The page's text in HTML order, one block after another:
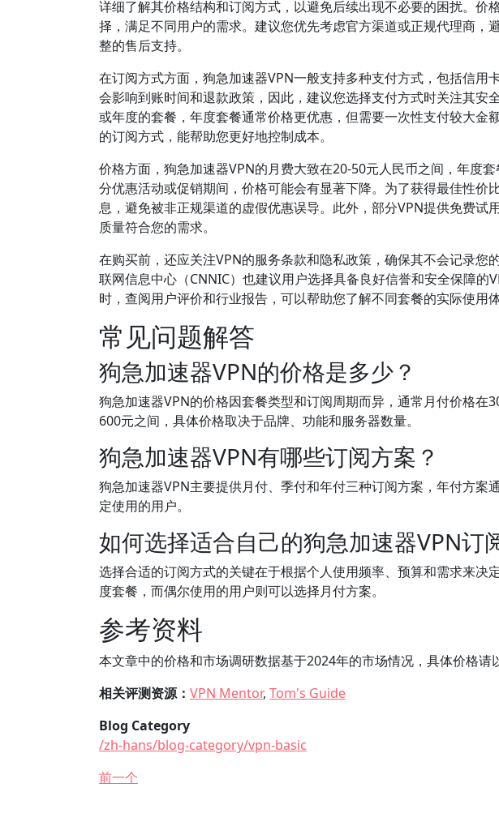
详细了解其价格结构和订阅方式，以避免后续出现不必要的困扰。价
择，满足不同用户的需求。建议您优先考虑官方渠道或正规代理商，
整的售后支持。
在订阅方式方面，狗急加速器VPN一般支持多种支付方式，包括信用
会影响到账时间和退款政策，因此，建议您选择支付方式时关注其安
或年度的套餐，年度套餐通常价格更优惠，但需要一次性支付较大金
的订阅方式，能帮助您更好地控制成本。
价格方面，狗急加速器VPN的月费大致在20-50元人民币之间，年度
分优惠活动或促销期间，价格可能会有显著下降。为了获得最佳性价
息，避免被非正规渠道的虚假优惠误导。此外，部分VPN提供免费试
质量符合您的需求。
在购买前，还应关注VPN的服务条款和隐私政策，确保其不会记录您
联网信息中心（CNNIC）也建议用户选择具备良好信誉和安全保障的
时，查阅用户评价和行业报告，可以帮助您了解不同套餐的实际使用
常见问题解答
狗急加速器VPN的价格是多少？
狗急加速器VPN的价格因套餐类型和订阅周期而异，通常月付价格在
600元之间，具体价格取决于品牌、功能和服务器数量。
狗急加速器VPN有哪些订阅方案？
狗急加速器VPN主要提供月付、季付和年付三种订阅方案，年付方案
定使用的用户。
如何选择适合自己的狗急加速器VPN订
选择合适的订阅方式的关键在于根据个人使用频率、预算和需求来决
度套餐，而偶尔使用的用户则可以选择月付方案。
参考资料
本文章中的价格和市场调研数据基于2024年的市场情况，具体价格请
相关评测资源： VPN Mentor, Tom's Guide
Blog Category
/zh-hans/blog-category/vpn-basic
前一个